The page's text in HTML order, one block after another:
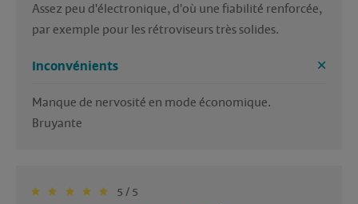
Assez peu d'électronique, d'où une fiabilité renforcée,
par exemple pour les rétroviseurs très solides.
Inconvénients
Manque de nervosité en mode économique.
Bruyante
5 / 5